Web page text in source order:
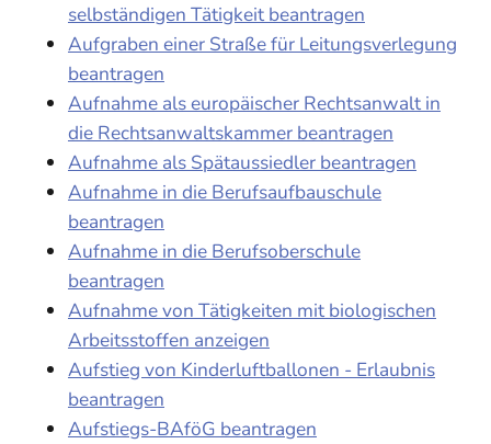
selbständigen Tätigkeit beantragen
Aufgraben einer Straße für Leitungsverlegung
beantragen
Aufnahme als europäischer Rechtsanwalt in
die Rechtsanwaltskammer beantragen
Aufnahme als Spätaussiedler beantragen
Aufnahme in die Berufsaufbauschule
beantragen
Aufnahme in die Berufsoberschule
beantragen
Aufnahme von Tätigkeiten mit biologischen
Arbeitsstoffen anzeigen
Aufstieg von Kinderluftballonen - Erlaubnis
beantragen
Aufstiegs-BAföG beantragen